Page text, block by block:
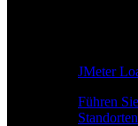
JMeter
Führen